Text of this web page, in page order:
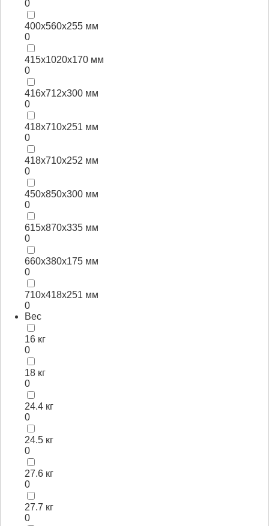
0
400х560х255 мм
0
415х1020х170 мм
0
416х712х300 мм
0
418х710х251 мм
0
418х710х252 мм
0
450х850х300 мм
0
615х870х335 мм
0
660х380х175 мм
0
710х418х251 мм
0
Вес
16 кг
0
18 кг
0
24.4 кг
0
24.5 кг
0
27.6 кг
0
27.7 кг
0